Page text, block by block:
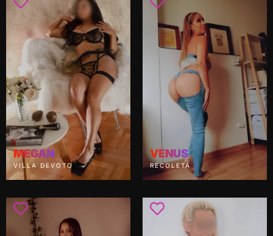
MEGAN
VILLA DEVOTO
VENUS
RECOLETA